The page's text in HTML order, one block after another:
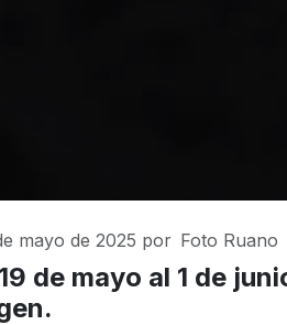
mayo de 2025 por Foto Ruano
de mayo al 1 de